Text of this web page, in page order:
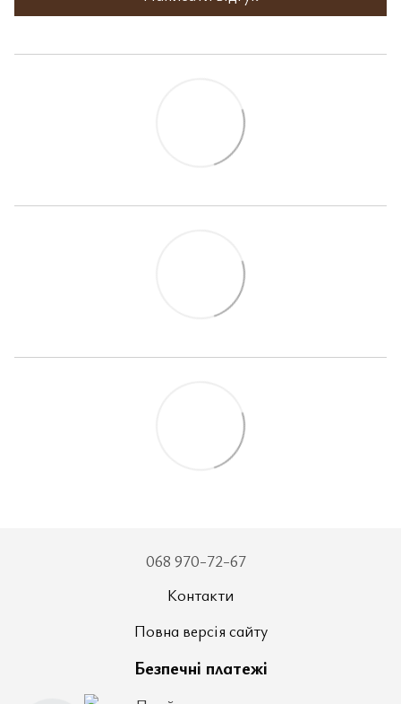
068 970-72-67
Контакти
Повна версія сайту
Безпечні платежі